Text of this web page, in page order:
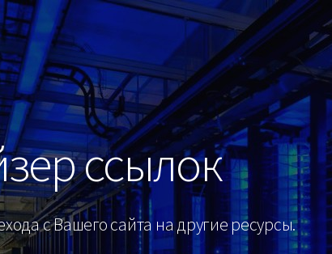
ссылок
с Вашего сайта на другие ресурсы.